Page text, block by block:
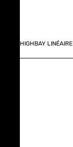
HIGHBAY LINÉAIRE